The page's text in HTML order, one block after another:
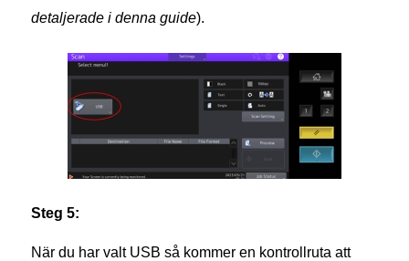
detaljerade i denna guide).
Steg 5:
När du har valt USB så kommer en kontrollruta att